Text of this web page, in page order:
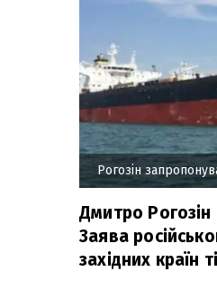
Рогозін
Дмитро Рогозін
Заява
західних країн